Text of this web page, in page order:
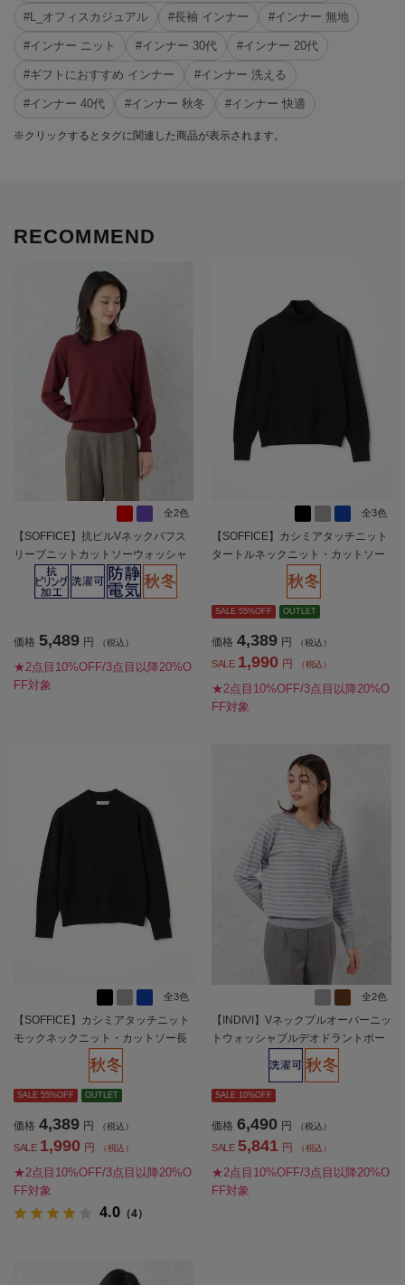
#L_オフィスカジュアル #長袖 インナー #インナー 無地
#インナー ニット #インナー 30代 #インナー 20代
#ギフトにおすすめ インナー #インナー 洗える
#インナー 40代 #インナー 秋冬 #インナー 快適
※クリックするとタグに関連した商品が表示されます。
RECOMMEND
全2色
【SOFFICE】抗ピルVネックパフス
リーブニットカットソーウォッシャ
ブル放電抗ピリング秋冬【レディー
価格 5,489 円 （税込）
★2点目10%OFF/3点目以降20%O
FF対象
全3色
【SOFFICE】カシミアタッチニット
タートルネックニット・カットソー
長袖ソフィーチェ秋冬【レディー
SALE 55%OFF OUTLET
価格 4,389 円 （税込）
SALE 1,990 円 （税込）
★2点目10%OFF/3点目以降20%O
FF対象
全3色
【SOFFICE】カシミアタッチニット
モックネックニット・カットソー長
袖ソフィーチェ秋冬【レディース】
SALE 55%OFF OUTLET
価格 4,389 円 （税込）
SALE 1,990 円 （税込）
★2点目10%OFF/3点目以降20%O
FF対象
4.0 （4）
全2色
【INDIVI】Vネックプルオーバーニッ
トウォッシャブルデオドラントボー
ダー秋冬【レディース】
SALE 10%OFF
価格 6,490 円 （税込）
SALE 5,841 円 （税込）
★2点目10%OFF/3点目以降20%O
FF対象